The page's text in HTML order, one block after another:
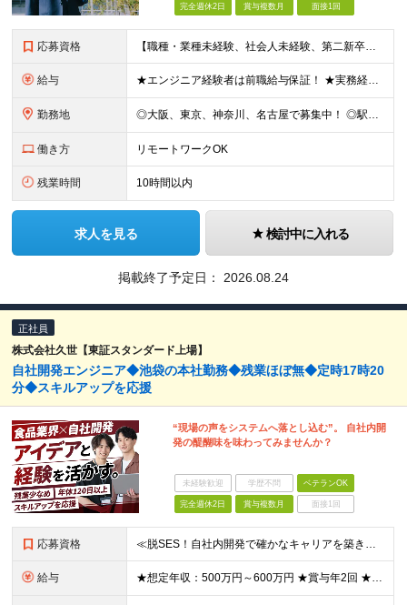
完全週休2日 賞与複数月 面接1回
応募資格 【職種・業種未経験、社会人未経験、第二新卒、歓迎します】 ◆35歳以下の方 └長期キャリア形成のため、年齢制限をかけた募集となります。 ◆学歴不問 《こんな方に向いています！》 ■未経験からITの仕
給与 ★エンジニア経験者は前職給与保証！ ★実務経験1年から年収500万円も可 ★賞与年2回支給 【エンジニアの給与不満を無くすことを大切にしてます！】 エンジニアの転職理由の多くは「給与不満」にあると考
勤務地 ◎大阪、東京、神奈川、名古屋で募集中！ ◎駅チカ！ ◎勤務地は、希望を考慮のうえ決定いたします。 ◎転居を伴う転勤はありません。 【転勤なし／希望勤務地は考慮】 大阪、東京、神奈川、名古屋のいずれか
働き方 リモートワークOK
残業時間 10時間以内
求人を見る 検討中に入れる
掲載終了予定日： 2026.08.24
正社員
株式会社久世【東証スタンダード上場】
自社開発エンジニア◆池袋の本社勤務◆残業ほぼ無◆定時17時20
分◆スキルアップを応援
“現場の声をシステムへ落とし込む”。 自社内開
発の醍醐味を味わってみませんか？
未経験歓迎 学歴不問 ベテランOK
完全週休2日 賞与複数月 面接1回
応募資格 ≪脱SES！自社内開発で確かなキャリアを築きませんか？≫ ◆何らかの開発経験をお持ちの方 ◆大卒以上またはIT系の専門学校卒以上 ≪こんな方にピッタリ≫ ◎安定した環境で無理なく・長く働きたい方 ◎
給与 ★想定年収：500万円～600万円 ★賞与年2回 ★各種手当が充実！ ┗ライフステージ手当（一律30,000円） 年代によって変化する生活スタイルに合わせて住宅や家族のために自己啓発などに充てていただ